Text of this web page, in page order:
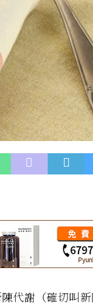
代謝（確切叫